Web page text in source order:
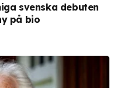
svenska debuten
på bio